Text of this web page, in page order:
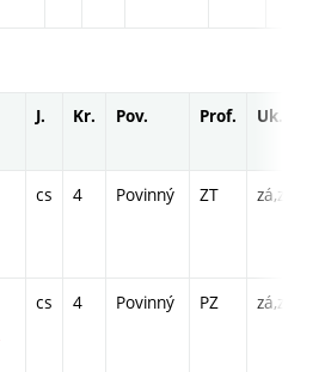
J. Kr. Pov. Prof. Uk.
cs 4 Povinný ZT zá,zk
cs 4 Povinný PZ zá,zk